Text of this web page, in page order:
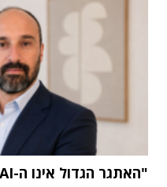
"האתגר הגדול אינו ה-AI אלא הטמעתה בארגון"